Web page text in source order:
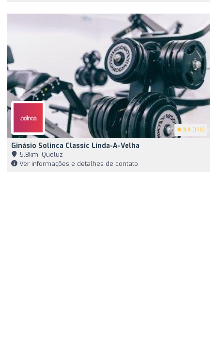
3.9 (198)
Ginásio Solinca Classic Linda-A-Velha
5,8km, Queluz
Ver informações e detalhes de contato